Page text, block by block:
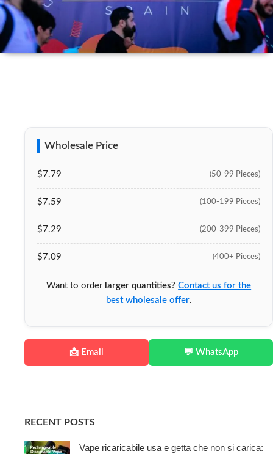
Wholesale Price
$7.79 (50-99 Pieces)
$7.59 (100-199 Pieces)
$7.29 (200-399 Pieces)
$7.09 (400+ Pieces)
Want to order larger quantities?Contact us for the
best wholesale offer.
📩 Email 💬 WhatsApp
RECENT POSTS
Vape ricaricabile usa e getta che non si carica: